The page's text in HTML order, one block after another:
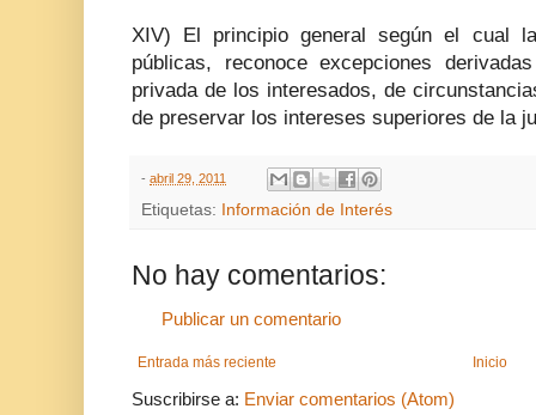
XIV) El principio general según el cual
públicas, reconoce excepciones
privada de los interesados, de
de preservar los intereses superiores de la
- abril 29, 2011
Etiquetas: Información de Interés
No hay comentarios:
Publicar un comentario
Entrada más reciente Inicio
Suscribirse a: Enviar comentarios (Atom)